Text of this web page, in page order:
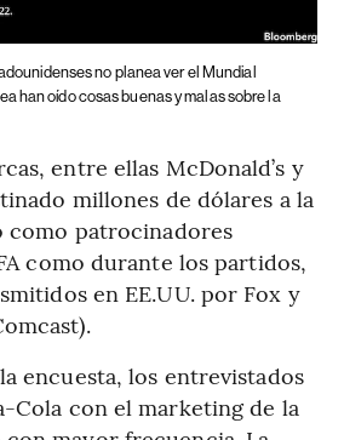
no planea ver el Mundial
han oído cosas buenas y malas sobre la
entre ellas McDonald’s y
millones de dólares a la
patrocinadores
como durante los partidos,
en EE.UU. por Fox y
encuesta, los entrevistados
Cola con el marketing de la